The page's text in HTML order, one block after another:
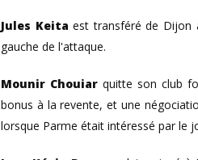
Jules Keita est transféré de Dijon
gauche de l'attaque.
Mounir Chouiarquitte son club
bonus à la revente, et une
lorsque Parme était intéressé par le